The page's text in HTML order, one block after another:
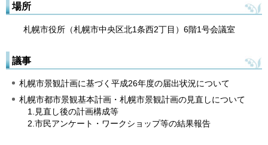
場所
札幌市役所（札幌市中央区北1条西2丁目）6階1号会議室
議事
札幌市景観計画に基づく平成26年度の届出状況について
札幌市都市景観基本計画・札幌市景観計画の見直しについて
1.見直し後の計画構成等
2.市民アンケート・ワークショップ等の結果報告